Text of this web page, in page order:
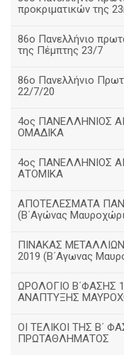
προκριματικών της
86ο Πανελλήνιο
της Πέμπτης 23/7
86ο Πανελλήνιο
22/7/20
4ος ΠΑΝΕΛΛΗΝΙΟΣ
ΟΜΑΔΙΚΑ
4ος ΠΑΝΕΛΛΗΝΙΟΣ
ΑΤΟΜΙΚΑ
ΑΠΟΤΕΛΕΣΜΑΤΑ
(B΄Αγώνας
ΠΙΝΑΚΑΣ
2019 (Β΄Αγωνας
ΩΡΟΛΟΓΙΟ Β΄ΦΑΣΗΣ
ΑΝΑΠΤΥΞΗΣ
ΟΙ ΤΕΛΙΚΟΙ ΤΗΣ Β΄
ΠΡΩΤΑΘΛΗΜΑΤΟΣ